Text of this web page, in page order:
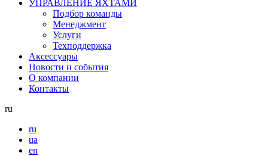
УПРАВЛЕНИЕ ЯХТАМИ
Подбор команды
Менеджмент
Услуги
Техподдержка
Аксессуары
Новости и события
О компании
Контакты
ru
ru
ua
en